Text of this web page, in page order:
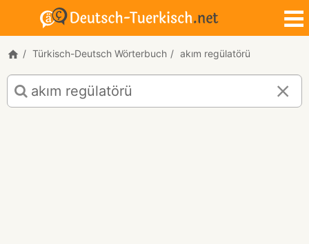
Türkisch-Deutsch Wörterbuch akım regülatörü
Türkisch-
Deutsch
Übersetzung